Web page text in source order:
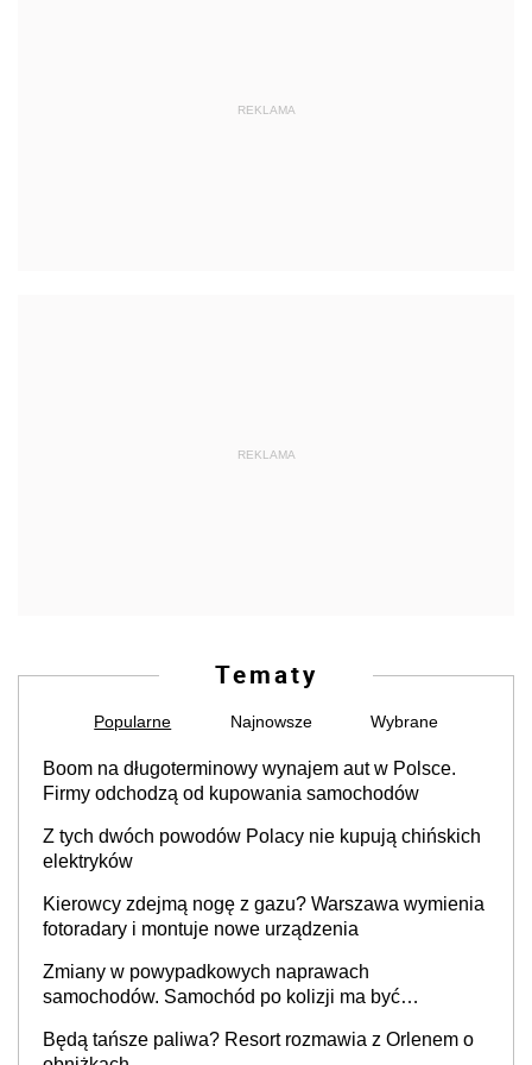
REKLAMA
REKLAMA
Tematy
Popularne Najnowsze Wybrane
Boom na długoterminowy wynajem aut w Polsce.
Firmy odchodzą od kupowania samochodów
Z tych dwóch powodów Polacy nie kupują chińskich
elektryków
Kierowcy zdejmą nogę z gazu? Warszawa wymienia
fotoradary i montuje nowe urządzenia
Zmiany w powypadkowych naprawach
samochodów. Samochód po kolizji ma być
producenta
Będą tańsze paliwa? Resort rozmawia z Orlenem o